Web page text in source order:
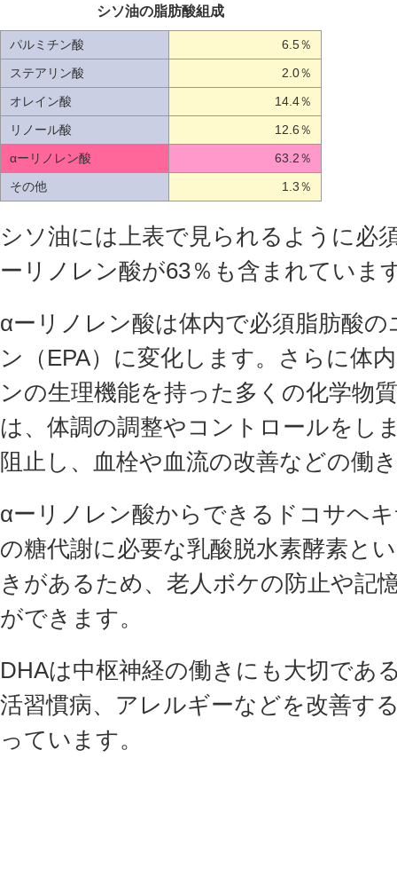
シソ油の脂肪酸組成
パルミチン酸
6.5％
ステアリン酸
2.0％
オレイン酸
14.4％
リノール酸
12.6％
αーリノレン酸
63.2％
その他
1.3％
シソ油には上表で見られるように必
ーリノレン酸が63％も含まれていま
αーリノレン酸は体内で必須脂肪酸
ン（EPA）に変化します。さらに体
ンの生理機能を持った多くの化学物
は、体調の調整やコントロールをし
阻止し、血栓や血流の改善などの働
αーリノレン酸からできるドコサヘ
の糖代謝に必要な乳酸脱水素酵素と
きがあるため、老人ボケの防止や記
ができます。
DHAは中枢神経の働きにも大切であ
活習慣病、アレルギーなどを改善す
っています。